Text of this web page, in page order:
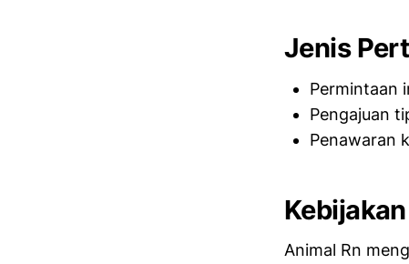
Jenis
Permintaan
Pengajuan
Penawaran
Animal Rn